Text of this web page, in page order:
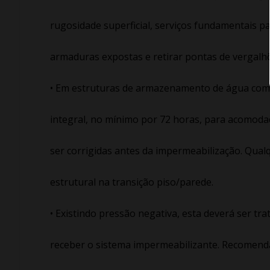
rugosidade superficial, serviços fundamentais
armaduras expostas e retirar pontas de
• Em estruturas de armazenamento de água
integral, no mínimo por 72 horas, para
ser corrigidas antes da impermeabilização.
estrutural na transição piso/parede.
• Existindo pressão negativa, esta deverá ser
receber o sistema impermeabilizante.